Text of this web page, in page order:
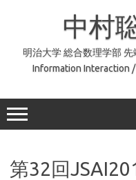
中村
明治大学 総合数理学部
Information Interaction
第32回